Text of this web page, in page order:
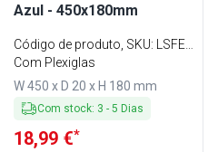
Azul - 450x180mm
Código de produto, SKU: LSFE-
DREAM
Com Plexiglas
W 450 x D 20 x H 180 mm
Com stock: 3 - 5 Dias
18,99 €*